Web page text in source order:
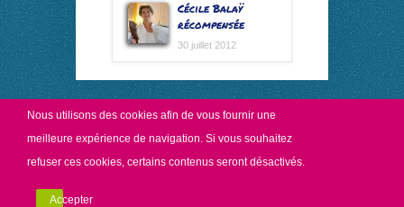
Cécile Balaÿ
récompensée
30 juillet 2012
Copyright Récréadim.Mentions légales//Politique de
Nous utilisons des cookies afin de vous fournir une
meilleure expérience de navigation. Si vous souhaitez
refuser ces cookies, certains contenus seront désactivés.
Accepter